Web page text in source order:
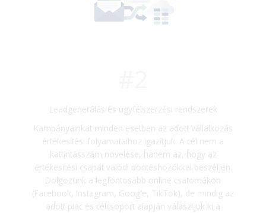
Leadgenerálás és ügyfélszerzési rendszerek
Kampányainkat minden esetben az adott vállalkozás
értékesítési folyamataihoz igazítjuk. A cél nem a
kattintásszám növelése, hanem az, hogy az
értékesítési csapat valódi döntéshozókkal beszéljen.
Dolgozunk a legfontosabb online csatornákon
(Facebook, Instagram, Google, TikTok), de mindig az
adott piac és célcsoport alapján választjuk ki a